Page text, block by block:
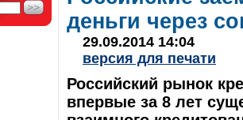
деньги через
29.09.2014 14:04
версия для печати
Российский рынок
впервые за 8 лет